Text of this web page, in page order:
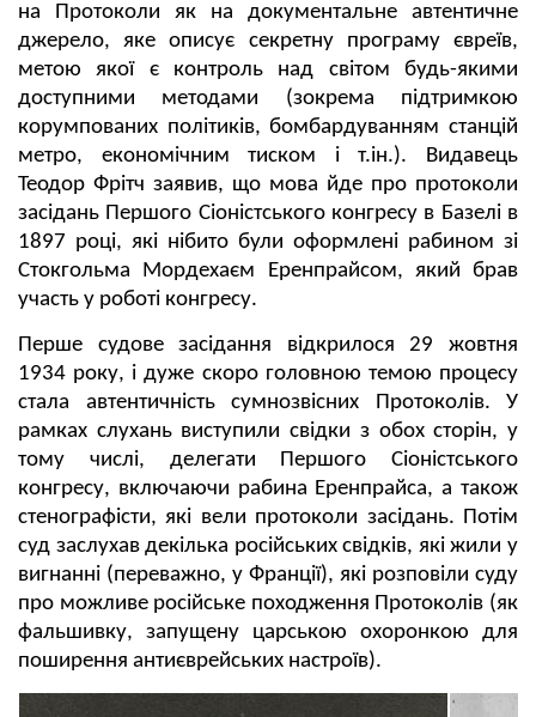
на Протоколи як на документальне автентичне
джерело, яке описує секретну програму євреїв,
метою якої є контроль над світом будь-якими
доступними методами (зокрема підтримкою
корумпованих політиків, бомбардуванням станцій
метро, економічним тиском і т.ін.). Видавець
Теодор Фрітч заявив, що мова йде про протоколи
засідань Першого Сіоністського конгресу в Базелі в
1897 році, які нібито були оформлені рабином зі
Стокгольма Мордехаєм Еренпрайсом, який брав
участь у роботі конгресу.
Перше судове засідання відкрилося 29 жовтня
1934 року, і дуже скоро головною темою процесу
стала автентичність сумнозвісних Протоколів. У
рамках слухань виступили свідки з обох сторін, у
тому числі, делегати Першого Сіоністського
конгресу, включаючи рабина Еренпрайса, а також
стенографісти, які вели протоколи засідань. Потім
суд заслухав декілька російських свідків, які жили у
вигнанні (переважно, у Франції), які розповіли суду
про можливе російське походження Протоколів (як
фальшивку, запущену царською охоронкою для
поширення антиєврейських настроїв).